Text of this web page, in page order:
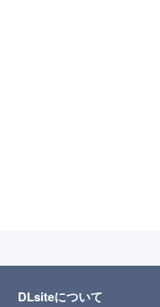
DLsiteについて